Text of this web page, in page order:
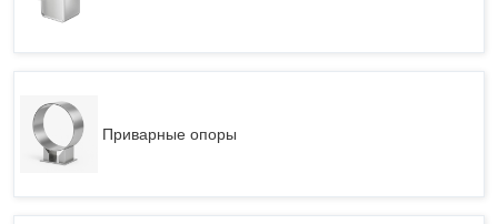
Приварные опоры